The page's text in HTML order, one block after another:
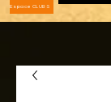
Espace CLUBS